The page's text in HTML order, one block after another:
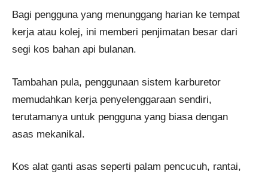
Bagi pengguna yang menunggang harian ke tempat
kerja atau kolej, ini memberi penjimatan besar dari
segi kos bahan api bulanan.
Tambahan pula, penggunaan sistem karburetor
memudahkan kerja penyelenggaraan sendiri,
terutamanya untuk pengguna yang biasa dengan
asas mekanikal.
Kos alat ganti asas seperti palam pencucuh, rantai,